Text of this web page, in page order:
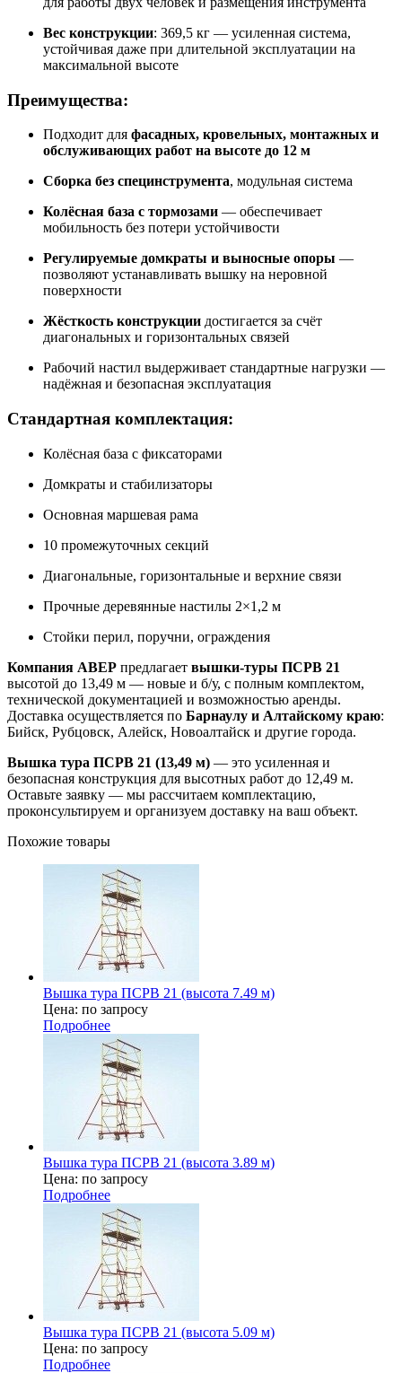
Вес конструкции: 369,5 кг — усиленная система,
устойчивая даже при длительной эксплуатации на
максимальной высоте
Преимущества:
Подходит для фасадных, кровельных, монтажных и
обслуживающих работ на высоте до 12 м
Сборка без специнструмента, модульная система
Колёсная база с тормозами — обеспечивает
мобильность без потери устойчивости
Регулируемые домкраты и выносные опоры —
позволяют устанавливать вышку на неровной
поверхности
Жёсткость конструкции достигается за счёт
диагональных и горизонтальных связей
Рабочий настил выдерживает стандартные нагрузки —
надёжная и безопасная эксплуатация
Стандартная комплектация:
Колёсная база с фиксаторами
Домкраты и стабилизаторы
Основная маршевая рама
10 промежуточных секций
Диагональные, горизонтальные и верхние связи
Прочные деревянные настилы 2×1,2 м
Стойки перил, поручни, ограждения
Компания АВЕР предлагает вышки-туры ПСРВ 21
высотой до 13,49 м — новые и б/у, с полным комплектом,
технической документацией и возможностью аренды.
Доставка осуществляется по Барнаулу и Алтайскому краю:
Бийск, Рубцовск, Алейск, Новоалтайск и другие города.
Вышка тура ПСРВ 21 (13,49 м) — это усиленная и
безопасная конструкция для высотных работ до 12,49 м.
Оставьте заявку — мы рассчитаем комплектацию,
проконсультируем и организуем доставку на ваш объект.
Похожие товары
Вышка тура ПСРВ 21 (высота 7.49 м)
Цена: по запросу
Подробнее
Вышка тура ПСРВ 21 (высота 3.89 м)
Цена: по запросу
Подробнее
Вышка тура ПСРВ 21 (высота 5.09 м)
Цена: по запросу
Подробнее